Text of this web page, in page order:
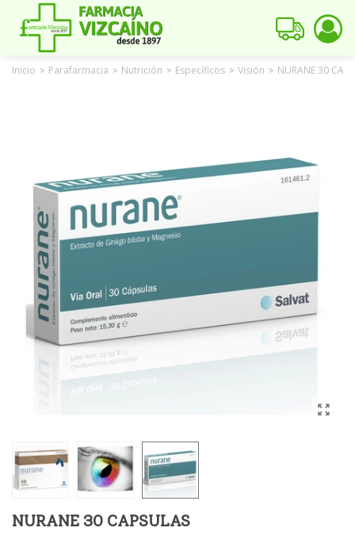
Inicio > Parafarmacia > Nutrición > Específicos > Visión > NURANE 30
NURANE 30 CAPSULAS